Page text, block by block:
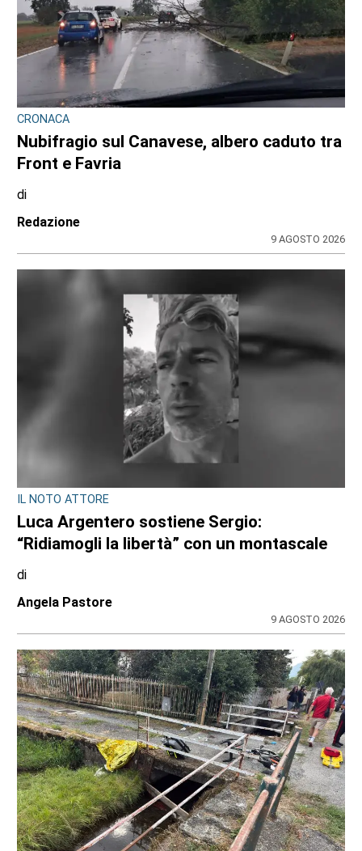
CONSIGLIO REGIONALE
Ambiente e conti pubblici al centro
dell’attività questa settimana in Consiglio
regionale
di
Redazione CRP
31 LUGLIO 2026
CONSIGLIO REGIONALE
A Palazzo Lascaris la mostra “Romano
Gazzera. Nel regno dei fiori giganti”
di
Redazione CRP
31 LUGLIO 2026
ULTIME NOTIZIE